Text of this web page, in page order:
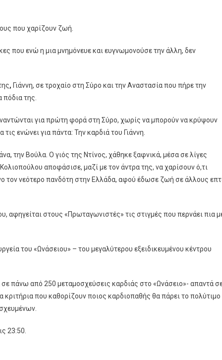
που χαρίζουν ζωή.
που ενώ η μια μνημόνευε και ευγνωμονούσε την άλλη, δεν
, Γιάννη, σε τροχαίο στη Σύρο και την Αναστασία που πήρε την
πόδια της.
για πρώτη φορά στη Σύρο, χωρίς να μπορούν να κρύψουν
ενώνει για πάντα: Την καρδιά του Γιάννη.
την Βούλα. Ο γιός της Ντίνος, χάθηκε ξαφνικά, μέσα σε λίγες
αποφάσισε, μαζί με τον άντρα της, να χαρίσουν ό,τι
τον νεότερο πανδότη στην Ελλάδα, αφού έδωσε ζωή σε άλλους
αφηγείται στους «Πρωταγωνιστές» τις στιγμές που περνάει πια
του «Ωνάσειου» – του μεγαλύτερου εξειδικευμένου κέντρου
σε πάνω από 250 μεταμοσχεύσεις καρδιάς στο «Ωνάσειο»- απαντά
που καθορίζουν ποιος καρδιοπαθής θα πάρει το πολύτιμο
23:50.